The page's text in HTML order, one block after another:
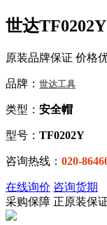
世达
原装品牌保证 价格
品牌： 世达工具
类型： 安全帽
型号： TF0202Y
咨询热线： 020-
在线询价 咨询货期
采购保障 正原装保